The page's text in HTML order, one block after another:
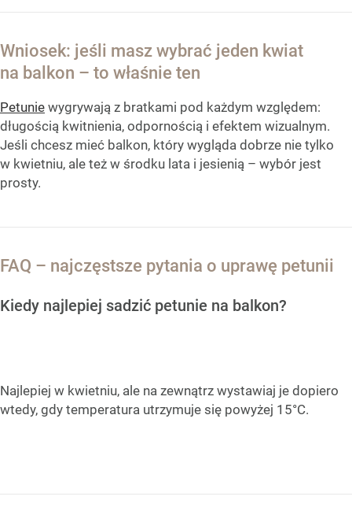
Wniosek: jeśli masz wybrać jeden kwiat
na balkon – to właśnie ten
Petunie wygrywają z bratkami pod każdym względem:
długością kwitnienia, odpornością i efektem wizualnym.
Jeśli chcesz mieć balkon, który wygląda dobrze nie tylko
w kwietniu, ale też w środku lata i jesienią – wybór jest
prosty.
FAQ – najczęstsze pytania o uprawę petunii
Kiedy najlepiej sadzić petunie na balkon?
Najlepiej w kwietniu, ale na zewnątrz wystawiaj je dopiero
wtedy, gdy temperatura utrzymuje się powyżej 15°C.